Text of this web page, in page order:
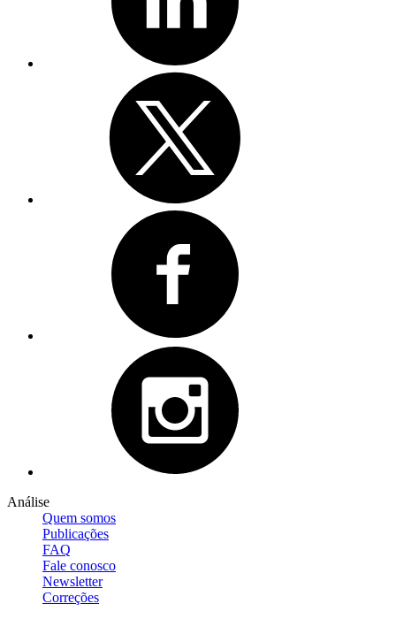
Análise
Quem somos
Publicações
FAQ
Fale conosco
Newsletter
Correções